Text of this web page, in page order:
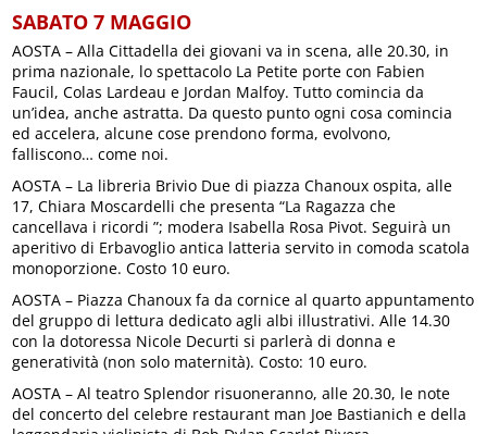
SABATO 7 MAGGIO
AOSTA – Alla Cittadella dei giovani va in scena, alle 20.30, in
prima nazionale, lo spettacolo La Petite porte con Fabien
Faucil, Colas Lardeau e Jordan Malfoy. Tutto comincia da
un’idea, anche astratta. Da questo punto ogni cosa comincia
ed accelera, alcune cose prendono forma, evolvono,
falliscono… come noi.
AOSTA – La libreria Brivio Due di piazza Chanoux ospita, alle
17, Chiara Moscardelli che presenta “La Ragazza che
cancellava i ricordi ”; modera Isabella Rosa Pivot. Seguirà un
aperitivo di Erbavoglio antica latteria servito in comoda scatola
monoporzione. Costo 10 euro.
AOSTA – Piazza Chanoux fa da cornice al quarto appuntamento
del gruppo di lettura dedicato agli albi illustrativi. Alle 14.30
con la dotoressa Nicole Decurti si parlerà di donna e
generatività (non solo maternità). Costo: 10 euro.
AOSTA – Al teatro Splendor risuoneranno, alle 20.30, le note
del concerto del celebre restaurant man Joe Bastianich e della